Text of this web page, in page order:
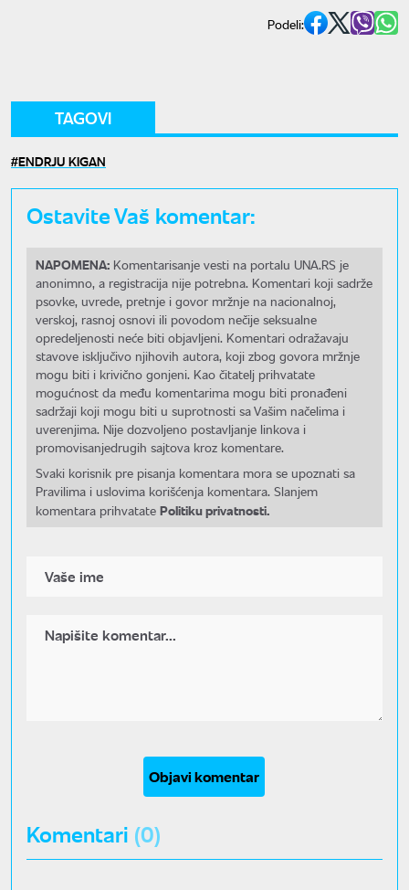
Podeli:
TAGOVI
ENDRJU KIGAN
Ostavite Vaš komentar:
NAPOMENA: Komentarisanje vesti na portalu UNA.RS je
anonimno, a registracija nije potrebna. Komentari koji sadrže
psovke, uvrede, pretnje i govor mržnje na nacionalnoj,
verskoj, rasnoj osnovi ili povodom nečije seksualne
opredeljenosti neće biti objavljeni. Komentari odražavaju
stavove isključivo njihovih autora, koji zbog govora mržnje
mogu biti i krivično gonjeni. Kao čitatelj prihvatate
mogućnost da među komentarima mogu biti pronađeni
sadržaji koji mogu biti u suprotnosti sa Vašim načelima i
uverenjima. Nije dozvoljeno postavljanje linkova i
promovisanjedrugih sajtova kroz komentare.
Svaki korisnik pre pisanja komentara mora se upoznati sa
Pravilima i uslovima korišćenja komentara. Slanjem
komentara prihvatate Politiku privatnosti.
Objavi komentar
Komentari (0)